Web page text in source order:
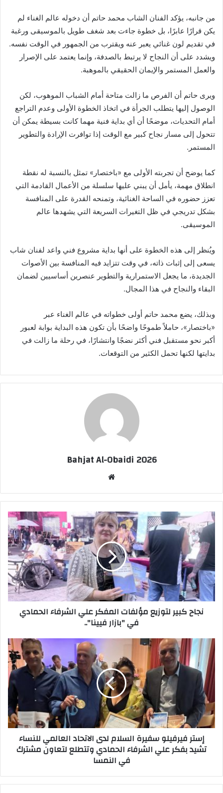
من جانبه، يؤكد الفنان الشاب محمد حاتم أن دخوله عالم الغناء لم
يكن قرارًا عابرًا، بل خطوة جاءت بعد شغف طويل بالموسيقى ورغبة
في تقديم لون غنائي يعبر عنه ويقترب من الجمهور في الوقت نفسه.
ويشدد على أن النجاح لا يرتبط بالصدفة، وإنما يعتمد على الإصرار
والعمل المستمر والإيمان الحقيقي بالموهبة.
ويرى حاتم أن الفرص ما زالت متاحة أمام الشباب الموهوب، لكن
الوصول إليها يتطلب الجرأة في اتخاذ الخطوة الأولى وعدم التراجع
أمام التحديات، موضحًا أن أي بداية فنية مهما كانت بسيطة يمكن أن
تتحول إلى مسار نجاح كبير مع الوقت إذا توافرت الإرادة والتطوير
المستمر.
كما يوضح أن تجربته الأولى مع «باختصار» تمثل بالنسبة له نقطة
انطلاق مهمة، يأمل أن يبني عليها سلسلة من الأعمال القادمة التي
تعزز حضوره في الساحة الغنائية، وتمنحه القدرة على المنافسة
بشكل تدريجي في ظل التغيرات السريعة التي يشهدها عالم
الموسيقى.
ويُنظر إلى هذه الخطوة على أنها بداية مشروع فني واعد لفنان شاب
يسعى إلى إثبات ذاته، في وقت تتزايد فيه المنافسة بين الأصوات
الجديدة، ما يجعل الاستمرارية والتطوير عنصرين أساسيين لضمان
البقاء والنجاح في هذا المجال.
وبذلك، يضع محمد حاتم أولى خطواته في عالم الغناء عبر
«باختصار»، حاملاً طموحًا واضحًا بأن تكون هذه البداية بوابة لعبور
أكبر نحو مستقبل فني أكثر نضجًا وانتشارًا، في رحلة ما زالت في
بدايتها لكنها تحمل الكثير من التوقعات.
Bahjat Al-Obaidi 2026
نجاح كبير لتوزيع مؤلفات المفكر علي الشرفاء الحمادي
في "بازار فيينا"..
إستر فيرفيلو سفيرة السلام لدى الاتحاد العالمي للنساء
تشيد بفكر علي الشرفاء الحمادي وتتطلع لتعاون مشترك
في النمسا